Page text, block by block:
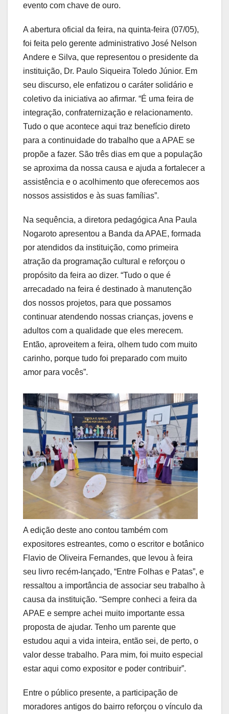
evento com chave de ouro.
A abertura oficial da feira, na quinta-feira (07/05),
foi feita pelo gerente administrativo José Nelson
Andere e Silva, que representou o presidente da
instituição, Dr. Paulo Siqueira Toledo Júnior. Em
seu discurso, ele enfatizou o caráter solidário e
coletivo da iniciativa ao afirmar. “É uma feira de
integração, confraternização e relacionamento.
Tudo o que acontece aqui traz benefício direto
para a continuidade do trabalho que a APAE se
propõe a fazer. São três dias em que a população
se aproxima da nossa causa e ajuda a fortalecer a
assistência e o acolhimento que oferecemos aos
nossos assistidos e às suas famílias”.
Na sequência, a diretora pedagógica Ana Paula
Nogaroto apresentou a Banda da APAE, formada
por atendidos da instituição, como primeira
atração da programação cultural e reforçou o
propósito da feira ao dizer. “Tudo o que é
arrecadado na feira é destinado à manutenção
dos nossos projetos, para que possamos
continuar atendendo nossas crianças, jovens e
adultos com a qualidade que eles merecem.
Então, aproveitem a feira, olhem tudo com muito
carinho, porque tudo foi preparado com muito
amor para vocês”.
A edição deste ano contou também com
expositores estreantes, como o escritor e botânico
Flavio de Oliveira Fernandes, que levou à feira
seu livro recém-lançado, “Entre Folhas e Patas”, e
ressaltou a importância de associar seu trabalho à
causa da instituição. “Sempre conheci a feira da
APAE e sempre achei muito importante essa
proposta de ajudar. Tenho um parente que
estudou aqui a vida inteira, então sei, de perto, o
valor desse trabalho. Para mim, foi muito especial
estar aqui como expositor e poder contribuir”.
Entre o público presente, a participação de
moradores antigos do bairro reforçou o vínculo da